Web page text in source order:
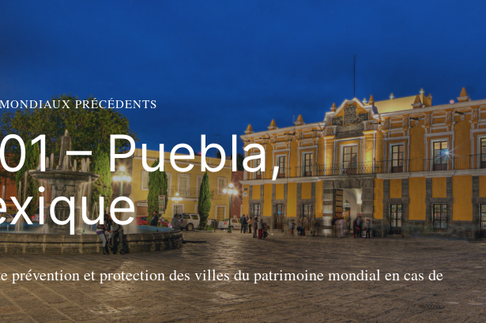
PRÉCÉDENTS
– Puebla,
prévention et protection des villes du patrimoine mondial en cas de